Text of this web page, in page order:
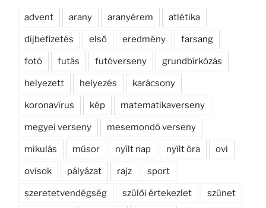
advent arany aranyérem atlétika
díjbefizetés első eredmény farsang
fotó futás futóverseny grundbírkózás
helyezett helyezés karácsony
koronavírus kép matematikaverseny
megyei verseny mesemondó verseny
mikulás műsor nyílt nap nyílt óra ovi
ovisok pályázat rajz sport
szeretetvendégség szülői értekezlet szünet